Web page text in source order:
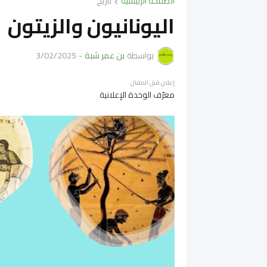
اليونانيون والزيتون
بواسطة بن عمر شبة-
3/02/2025
إعلان قبل المقال
معرّف الوحدة الإعلانية